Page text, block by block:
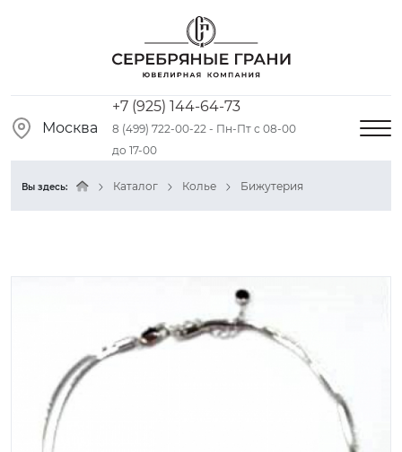
Москва
+7 (925) 144-64-73
8 (499) 722-00-22 - Пн-Пт с 08-00
до 17-00
Вы здесь: Каталог Колье Бижутерия